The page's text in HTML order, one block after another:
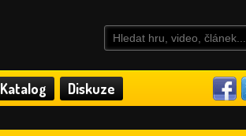
Katalog Diskuze